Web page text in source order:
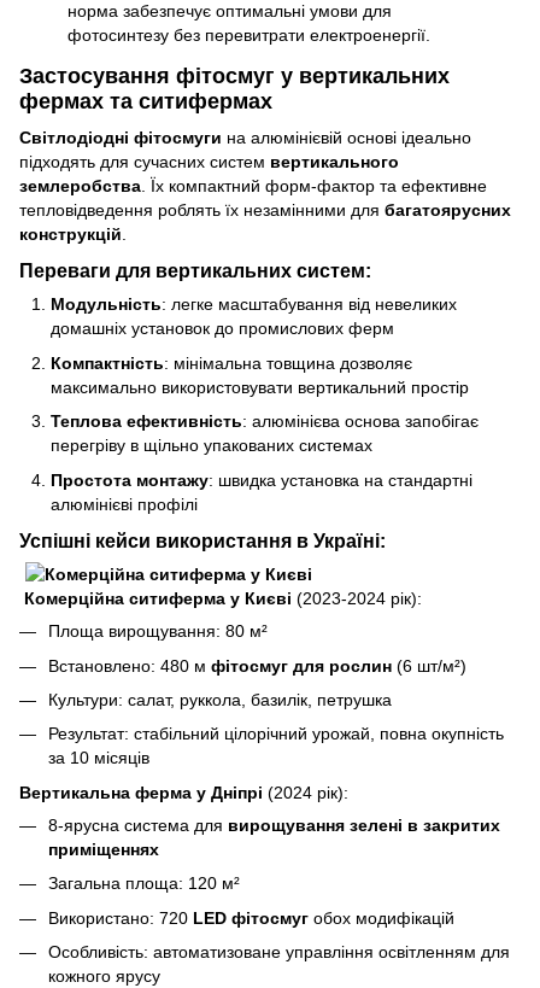
норма забезпечує оптимальні умови для
фотосинтезу без перевитрати електроенергії.
Застосування фітосмуг у вертикальних
фермах та ситифермах
Світлодіодні фітосмуги на алюмінієвій основі ідеально
підходять для сучасних систем вертикального
землеробства . Їх компактний форм-фактор та ефективне
тепловідведення роблять їх незамінними для багатоярусних
конструкцій
Переваги для вертикальних систем:
Модульність: легке масштабування від невеликих
домашніх установок до промислових ферм
Компактність: мінімальна товщина дозволяє
максимально використовувати вертикальний простір
Теплова ефективність: алюмінієва основа запобігає
перегріву в щільно упакованих системах
Простота монтажу: швидка установка на стандартні
алюмінієві профілі
Успішні кейси використання в Україні:
Комерційна ситиферма у Києві (2023-2024 рік):
Площа вирощування: 80 м²
Встановлено: 480 м фітосмуг для рослин (6 шт/м²)
Культури: салат, руккола, базилік, петрушка
Результат: стабільний цілорічний урожай, повна окупність
за 10 місяців
Вертикальна ферма у Дніпрі (2024 рік):
8-ярусна система для вирощування зелені в закритих
приміщеннях
Загальна площа: 120 м²
Використано: 720 LED фітосмуг обох модифікацій
Особливість: автоматизоване управління освітленням для
кожного ярусу